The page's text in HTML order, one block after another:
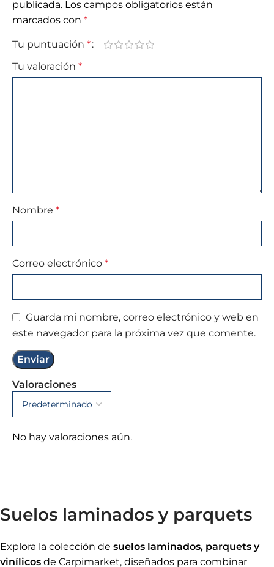
Valoraciones
No hay valoraciones aún.
publicada. Los campos obligatorios están
marcados con *
Tu puntuación *
Tu valoración *
Nombre *
Correo electrónico *
Guarda mi nombre, correo electrónico y web en
este navegador para la próxima vez que comente.
Suelos laminados y parquets
Explora la colección de suelos laminados, parquets y
vinílicos de Carpimarket, diseñados para combinar